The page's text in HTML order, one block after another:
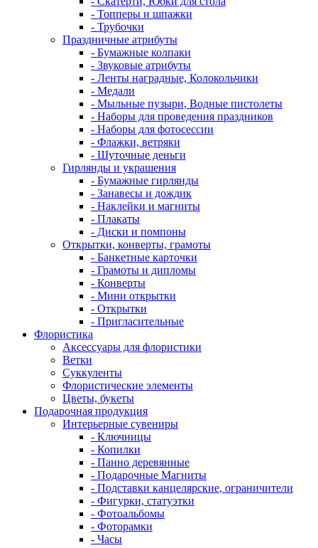
- Топперы и шпажки
- Трубочки
Праздничные атрибуты
- Бумажные колпаки
- Звуковые атрибуты
- Ленты наградные, Колокольчики
- Медали
- Мыльные пузыри, Водные пистолеты
- Наборы для проведения праздников
- Наборы для фотосессии
- Флажки, ветряки
- Шуточные деньги
Гирлянды и украшения
- Бумажные гирлянды
- Занавесы и дождик
- Наклейки и магниты
- Плакаты
- Диски и помпоны
Открытки, конверты, грамоты
- Банкетные карточки
- Грамоты и дипломы
- Конверты
- Мини открытки
- Открытки
- Пригласительные
Флористика
Аксессуары для флористики
Ветки
Суккуленты
Флористические элементы
Цветы, букеты
Подарочная продукция
Интерьерные сувениры
- Ключницы
- Копилки
- Панно деревянные
- Подарочные Магниты
- Подставки канцелярские, ограничители
- Фигурки, статуэтки
- Фотоальбомы
- Фоторамки
- Часы